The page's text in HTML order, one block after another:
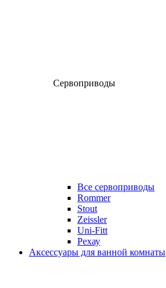
Сервоприводы
Все сервоприводы
Rommer
Stout
Zeissler
Uni-Fitt
Рехау
Аксессуары для ванной комнаты